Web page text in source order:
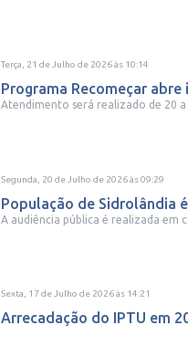
Terça, 21 de Julho de 2026às 10:14
Programa Recomeçar
Atendimento será realizado de 20
Segunda, 20 de Julho de 2026às09:29
População de Sidrolândia
A audiência pública é realizada em
Sexta, 17 de Julho de 2026às 14:21
Arrecadação do IPTU em